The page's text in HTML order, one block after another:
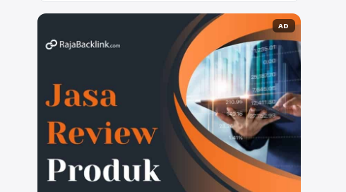
AD